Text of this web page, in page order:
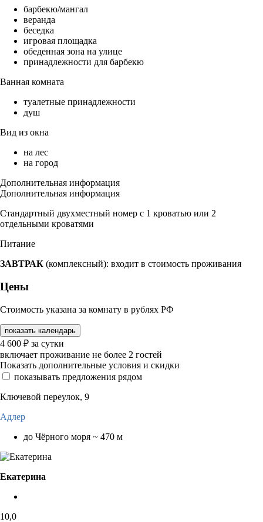
барбекю/мангал
веранда
беседка
игровая площадка
обеденная зона на улице
принадлежности для барбекю
Ванная комната
туалетные принадлежности
душ
Вид из окна
на лес
на город
Дополнительная информация
Дополнительная информация
Стандартный двухместный номер с 1 кроватью или 2
отдельными кроватями
Питание
ЗАВТРАК (комплексный): входит в стоимость проживания
Цены
Стоимость указана за комнату в рублях РФ
показать календарь
4 600 ₽ за сутки
включает проживание не более 2 гостей
Показать дополнительные условия и скидки
показывать предложения рядом
Ключевой переулок, 9
Адлер
до Чёрного моря ~ 470 м
Екатерина
10,0